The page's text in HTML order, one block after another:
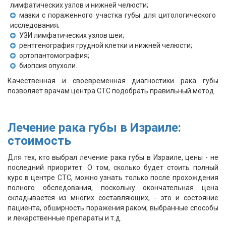
лимфатических узлов и нижней челюсти;
мазки с пораженного участка губы для цитологического
исследования;
УЗИ лимфатических узлов шеи;
рентгенография грудной клетки и нижней челюсти;
ортопантомография;
биопсия опухоли.
Качественная и своевременная диагностики рака губы
позволяет врачам центра СТС подобрать правильный метод
Лечение рака губы в Израиле:
стоимость
Для тех, кто выбрал лечение рака губы в Израиле, цены - не
последний приоритет. О том, сколько будет стоить полный
курс в центре СТС, можно узнать только после прохождения
полного обследования, поскольку окончательная цена
складывается из многих составляющих, - это и состояние
пациента, обширность поражения раком, выбранные способы
и лекарственные препараты и т.д.